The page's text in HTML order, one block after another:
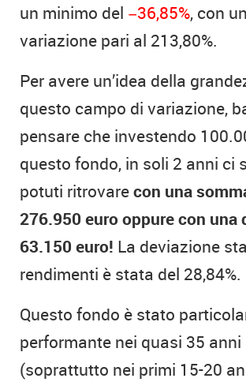
un minimo del −36,85%, con
variazione pari al 213,80%.
Per avere un’idea della
questo campo di variazione,
pensare che investendo
questo fondo, in soli 2 anni ci
potuti ritrovarecon una
276.950 euro oppure con una
63.150 euro! La deviazione
rendimenti è stata del 28,84%.
Questo fondo è stato
performante nei quasi 35
(soprattutto nei primi 15-20